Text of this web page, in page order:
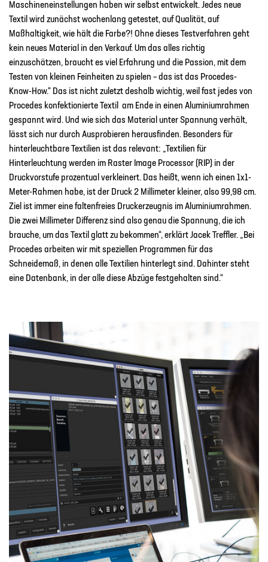
Maschineneinstellungen haben wir selbst entwickelt. Jedes neue
Textil wird zunächst wochenlang getestet, auf Qualität, auf
Maßhaltigkeit, wie hält die Farbe?! Ohne dieses Testverfahren geht
kein neues Material in den Verkauf. Um das alles richtig
einzuschätzen, braucht es viel Erfahrung und die Passion, mit dem
Testen von kleinen Feinheiten zu spielen – das ist das Procedes-
Know-How.“ Das ist nicht zuletzt deshalb wichtig, weil fast jedes von
Procedes konfektionierte Textil am Ende in einen Aluminiumrahmen
gespannt wird. Und wie sich das Material unter Spannung verhält,
lässt sich nur durch Ausprobieren herausfinden. Besonders für
hinterleuchtbare Textilien ist das relevant: „Textilien für
Hinterleuchtung werden im Raster Image Processor (RIP) in der
Druckvorstufe prozentual verkleinert. Das heißt, wenn ich einen 1x1-
Meter-Rahmen habe, ist der Druck 2 Millimeter kleiner, also 99,98 cm.
Ziel ist immer eine faltenfreies Druckerzeugnis im Aluminiumrahmen.
Die zwei Millimeter Differenz sind also genau die Spannung, die ich
brauche, um das Textil glatt zu bekommen“, erklärt Jacek Treffler. „Bei
Procedes arbeiten wir mit speziellen Programmen für das
Schneidemaß, in denen alle Textilien hinterlegt sind. Dahinter steht
eine Datenbank, in der alle diese Abzüge festgehalten sind.“